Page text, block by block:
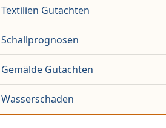
Textilien Gutachten
Schallprognosen
Gemälde Gutachten
Wasserschaden